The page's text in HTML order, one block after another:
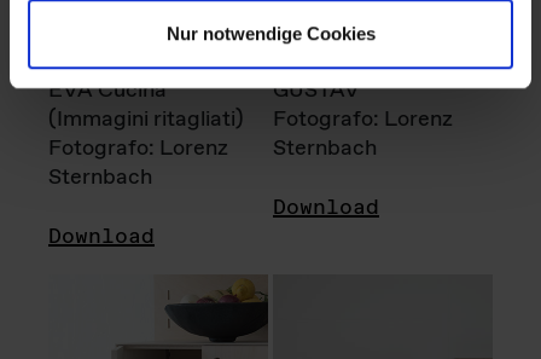
Nur notwendige Cookies
EVA Cucina
(Immagini ritagliati)
Fotografo: Lorenz
Sternbach
Download
GUSTAV
Fotografo: Lorenz
Sternbach
Download